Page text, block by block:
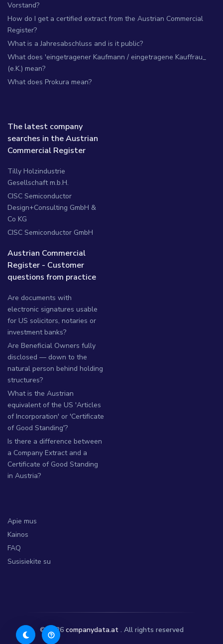
Vorstand?
How do I get a certified extract from the Austrian Commercial
Register?
What is a Jahresabschluss and is it public?
What does 'eingetragener Kaufmann / eingetragene Kauffrau_
(e.K.) mean?
What does Prokura mean?
The latest company
searches in the Austrian
Commercial Register
Tilly Holzindustrie
Gesellschaft m.b.H.
CISC Semiconductor
Design+Consulting GmbH &
Co KG
CISC Semiconductor GmbH
Austrian Commercial
Register - Customer
questions from practice
Are documents with
electronic signatures usable
for US solicitors, notaries or
investment banks?
Are Beneficial Owners fully
disclosed — down to the
natural person behind holding
structures?
What is the Austrian
equivalent of the US 'Articles
of Incorporation' or 'Certificate
of Good Standing'?
Is there a difference between
a Company Extract and a
Certificate of Good Standing
in Austria?
Apie mus
Kainos
FAQ
Susisiekite su
© 2026 companydata.at. All rights reserved